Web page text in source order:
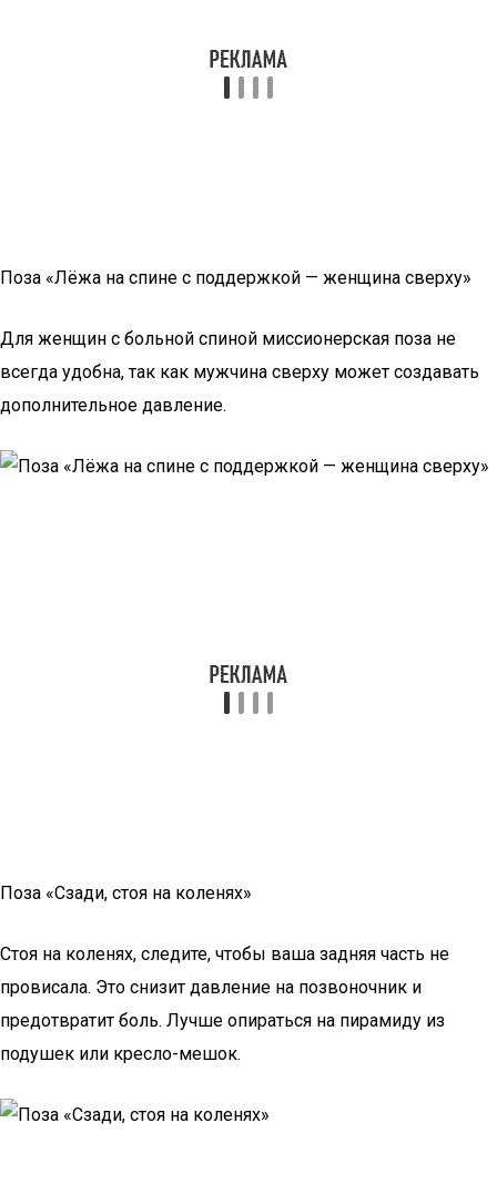
Поза «Лёжа на спине с поддержкой — женщина сверху»
Для женщин с больной спиной миссионерская поза не
всегда удобна, так как мужчина сверху может создавать
дополнительное давление.
Поза «Сзади, стоя на коленях»
Стоя на коленях, следите, чтобы ваша задняя часть не
провисала. Это снизит давление на позвоночник и
предотвратит боль. Лучше опираться на пирамиду из
подушек или кресло-мешок.